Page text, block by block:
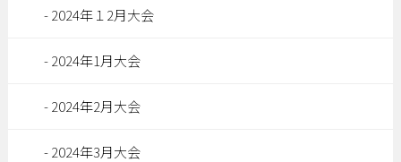
2024年１2月大会
2024年1月大会
2024年2月大会
2024年3月大会